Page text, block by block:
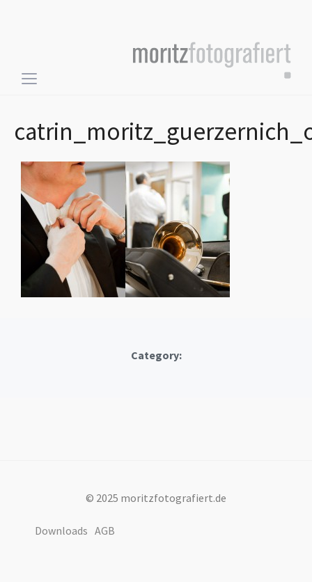
Toggle
navigation
Category:
© 2025 moritzfotografiert.de
Downloads AGB